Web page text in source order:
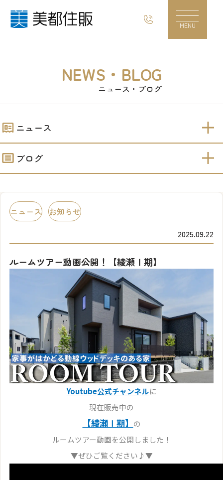
ルームツアー動画公開！【綾瀬Ⅰ期】｜美都住
MENU
NEWS・BLOG
ニュース・ブログ
ニュース
ブログ
ニュース お知らせ
2025.09.22
ルームツアー動画公開！【綾瀬Ⅰ期】
Youtube公式チャンネルに
現在販売中の
【綾瀬Ⅰ期】 の
ルームツアー動画を公開しました！
▼ぜひご覧ください♪▼